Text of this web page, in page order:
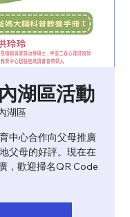
湖區活動
湖區
中心合作向父母推廣
父母的好評。現在在
，歡迎掃名QR Code